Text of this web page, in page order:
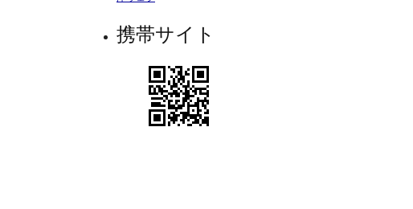
携帯サイト